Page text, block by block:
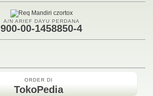
A/N ARIEF DAYU PERDANA
900-00-1458850-4
ORDER DI
TokoPedia